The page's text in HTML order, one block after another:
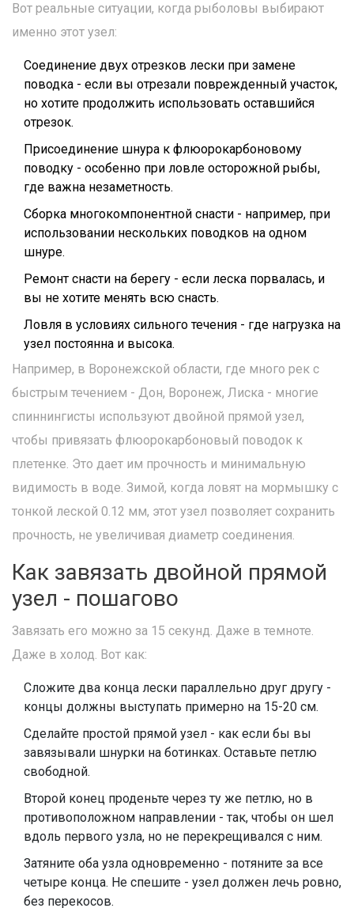
Вот реальные ситуации, когда рыболовы выбирают
именно этот узел:
Соединение двух отрезков лески при замене
поводка - если вы отрезали поврежденный участок,
но хотите продолжить использовать оставшийся
отрезок.
Присоединение шнура к флюорокарбоновому
поводку - особенно при ловле осторожной рыбы,
где важна незаметность.
Сборка многокомпонентной снасти - например, при
использовании нескольких поводков на одном
шнуре.
Ремонт снасти на берегу - если леска порвалась, и
вы не хотите менять всю снасть.
Ловля в условиях сильного течения - где нагрузка на
узел постоянна и высока.
Например, в Воронежской области, где много рек с
быстрым течением - Дон, Воронеж, Лиска - многие
спиннингисты используют двойной прямой узел,
чтобы привязать флюорокарбоновый поводок к
плетенке. Это дает им прочность и минимальную
видимость в воде. Зимой, когда ловят на мормышку с
тонкой леской 0.12 мм, этот узел позволяет сохранить
прочность, не увеличивая диаметр соединения.
Как завязать двойной прямой
узел - пошагово
Завязать его можно за 15 секунд. Даже в темноте.
Даже в холод. Вот как:
Сложите два конца лески параллельно друг другу -
концы должны выступать примерно на 15-20 см.
Сделайте простой прямой узел - как если бы вы
завязывали шнурки на ботинках. Оставьте петлю
свободной.
Второй конец проденьте через ту же петлю, но в
противоположном направлении - так, чтобы он шел
вдоль первого узла, но не перекрещивался с ним.
Затяните оба узла одновременно - потяните за все
четыре конца. Не спешите - узел должен лечь ровно,
без перекосов.